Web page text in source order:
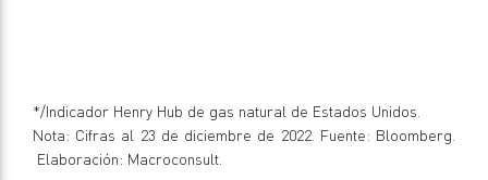
*/Indicador Henry Hub de gas natural de Estados Unidos.
Nota: Cifras al 23 de diciembre de 2022. Fuente: Bloomberg.
Elaboración: Macroconsult.